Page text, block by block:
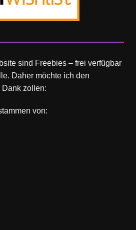
sind Freebies – frei verfügbar
Daher möchte ich den
zollen:
von: